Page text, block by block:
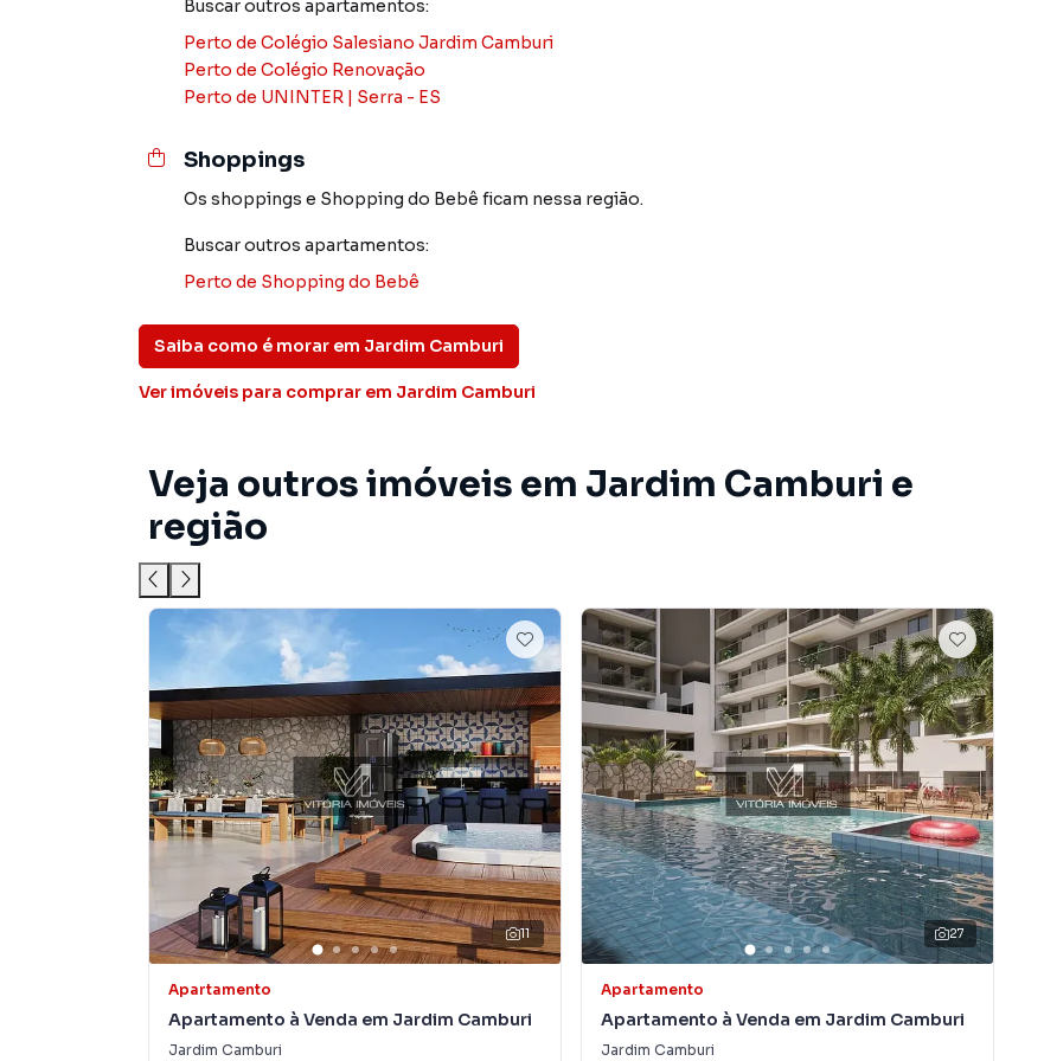
Anuncie seu imóvel! É fácil, rápido e gratuito! A Vitoria Imóveis é uma imobiliária digital com imóveis
em diversas cidades do Brasil, incluindo Vitória.
imobiliárias tradicionais. Já vendemos e locamos diversos imóveis em Vitória, especialmente em
Jardim Camburi. Isso porque temos uma equipe de marketing digital focada em produzir campanhas
consequência uma maior chance de vender ou alugar seu imóvel mais rápido. Contamos também com
um time de programadores, corretores treinados e uma central de atendimento preparada para
atender proprietários e inquilinos.
Buscar outros apartamentos:
Perto de Colégio Salesiano Jardim Camburi
Perto de Colégio Renovação
Perto de UNINTER | Serra - ES
Shoppings
Os shoppings e Shopping do Bebê ficam nessa região.
Buscar outros apartamentos:
Perto de Shopping do Bebê
Saiba como é morar em Jardim Camburi
Ver imóveis para comprar em Jardim Camburi
Veja outros imóveis em Jardim Camburi e
região
11
Apartamento
Apartamento à Venda em Jardim Camburi
Jardim Camburi
27
Apartamento
Apartamento à Venda em Jardim Camburi
Jardim Camburi